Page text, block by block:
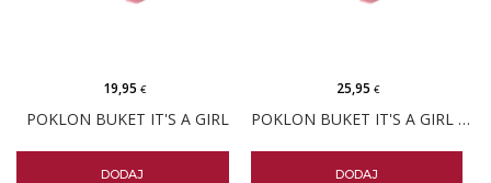
POKLON BUKET IT'S A GIRL
19,95 €
DODAJ
POKLON BUKET IT'S A GIRL PERSONALIZIRANI
25,95€
DODAJ